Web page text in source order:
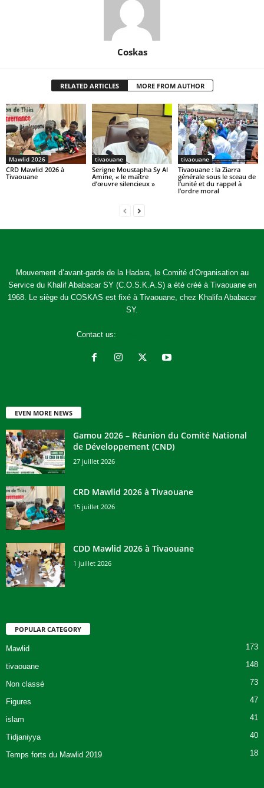
Coskas
RELATED ARTICLES MORE FROM AUTHOR
Mawlid 2026
CRD Mawlid 2026 à
Tivaouane
tivaouane
Serigne Moustapha Sy Al
Amine, « le maître
d’œuvre silencieux »
tivaouane
Tivaouane : la Ziarra
générale sous le sceau de
l’unité et du rappel à
l’ordre moral
Mouvement d’avant-garde de la Hadara, le Comité d’Organisation au
Service du Khalif Ababacar SY (C.O.S.K.A.S) a été créé à Tivaouane en
1968. Le siège du COSKAS est fixé à Tivaouane, chez Khalifa Ababacar
SY.
Contact us:
EVEN MORE NEWS
Gamou 2026 – Réunion du Comité National
de Développement (CND)
27 juillet 2026
CRD Mawlid 2026 à Tivaouane
15 juillet 2026
CDD Mawlid 2026 à Tivaouane
1 juillet 2026
POPULAR CATEGORY
Mawlid 173
tivaouane 148
Non classé 73
Figures 47
islam 41
Tidjaniyya 40
Temps forts du Mawlid 2019 18